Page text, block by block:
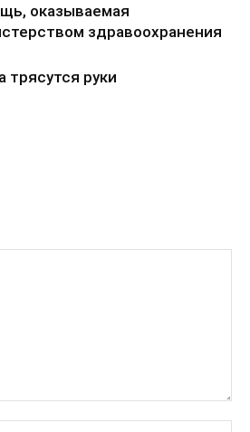
оказываемая
здравоохранения
трясутся руки